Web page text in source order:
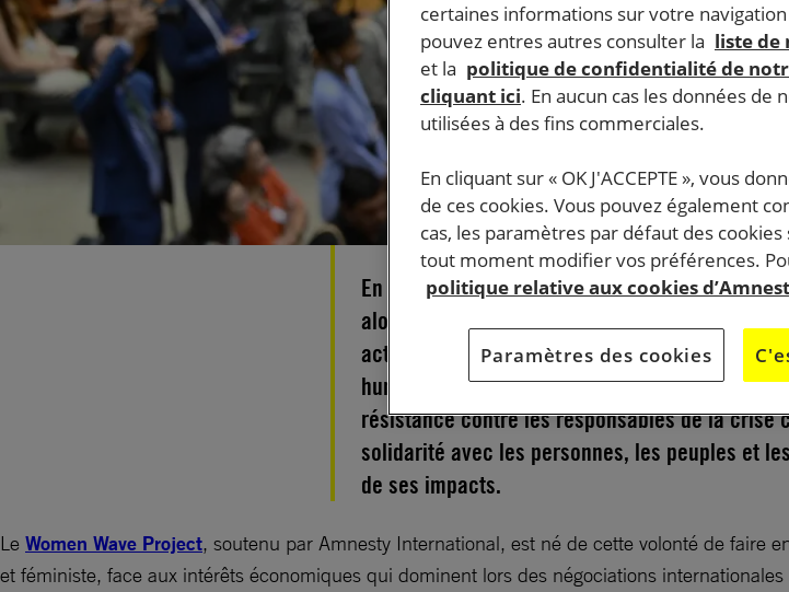
En ce 15 novembre, journée mondiale de
alors que les négociations de la COP30 arrivent
activistes climatiques, féministes, anti-racistes
humains, voulons amplifier l’appel du Sommet
résistance contre les responsables de la crise
solidarité avec les personnes, les peuples et
de ses impacts.
Le Women Wave Project, soutenu par Amnesty International, est né de cette volonté de faire
et féministe, face aux intérêts économiques qui dominent lors des négociations
certaines informations sur votre
pouvez entres autres consulter la liste de
et la politique de confidentialité de
cliquant ici. En aucun cas les données de
utilisées à des fins commerciales.
En cliquant sur « OK J'ACCEPTE », vous
de ces cookies. Vous pouvez également
cas, les paramètres par défaut des
tout moment modifier vos préférences.
politique relative aux cookies
Paramètres des cookies